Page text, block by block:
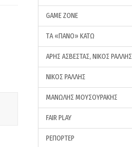
GAME ZONE
ΤA «ΠΑΝΟ» ΚΑΤΩ
ΑΡΗΣ ΑΣΒΕΣΤΑΣ, ΝΙΚΟΣ ΡΑΛΛΗΣ
ΝΙΚΟΣ ΡΑΛΛΗΣ
ΜΑΝΩΛΗΣ ΜΟΥΣΟΥΡΑΚΗΣ
FAIR PLAY
ΡΕΠΟΡΤΕΡ